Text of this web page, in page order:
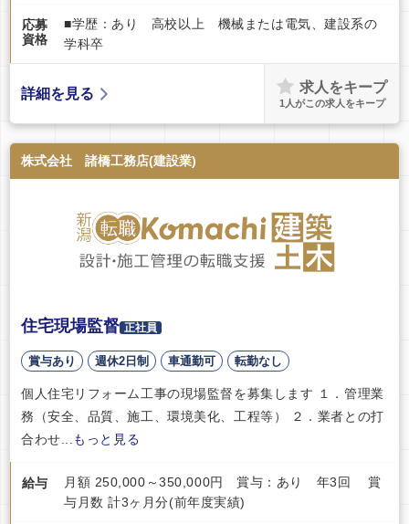
応募
資格
■学歴：あり 高校以上 機械または電気、建設系の
学科卒
詳細を見る 求人をキープ
1 人がこの求人をキープ
株式会社 諸橋工務店(建設業)
住宅現場監督 正社員
賞与あり 週休2日制 車通勤可 転勤なし
個人住宅リフォーム工事の現場監督を募集します １．管理業
務（安全、品質、施工、環境美化、工程等） ２．業者との打
合わせ...
もっと見る
給与
月額 250,000～350,000円 賞与：あり 年3回 賞
与月数 計3ヶ月分(前年度実績)